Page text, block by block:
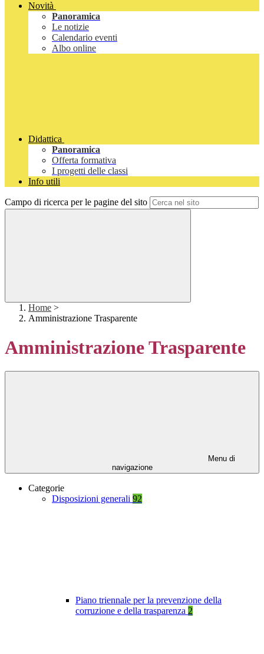
Novità
Panoramica
Le notizie
Calendario eventi
Albo online
Didattica
Panoramica
Offerta formativa
I progetti delle classi
Info utili
Campo di ricerca per le pagine del sito
Home >
Amministrazione Trasparente
Amministrazione Trasparente
Menu di
navigazione
Categorie
Disposizioni generali 92
Piano triennale per la prevenzione della
corruzione e della trasparenza 2